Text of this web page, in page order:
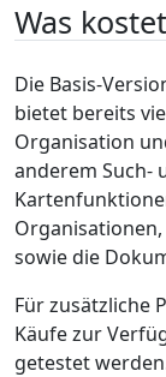
Was
Die Basis-
bietet bereits
Organisation
anderem Such-
sowie die
Für zusätzliche
Käufe zur
getestet